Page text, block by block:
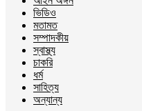
ভিডিও
মতামত
সম্পাদকীয়
স্বাস্থ্য
চাকরি
ধর্ম
সাহিত্য
অন্যান্য